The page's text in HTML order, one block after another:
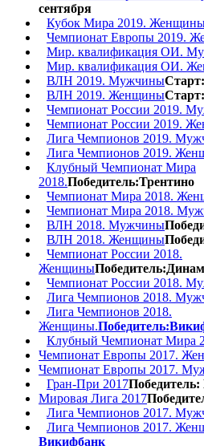
сентября
Кубок Мира 2019.
Чемпионат Европы 2019.
Мир. квалификация ОИ.
Мир. квалификация ОИ.
ВЛН 2019. Мужчины
ВЛН 2019. Женщины
Чемпионат России 2019.
Чемпионат России 2019.
Лига Чемпионов 2019.
Лига Чемпионов 2019.
Клубный Чемпионат Мира
2018.Победитель:Трентино
Чемпионат Мира 2018.
Чемпионат Мира 2018.
ВЛН 2018. Мужчины
ВЛН 2018. Женщины
Чемпионат России 2018.
Женщины
Чемпионат России 2018.
Лига Чемпионов 2018.
Лига Чемпионов 2018.
Женщины.
Клубный Чемпионат Мира
Чемпионат Европы 2017.
Чемпионат Европы 2017.
Гран-При 2017
Мировая Лига 2017
Лига Чемпионов 2017.
Лига Чемпионов 2017.
Викифбанк